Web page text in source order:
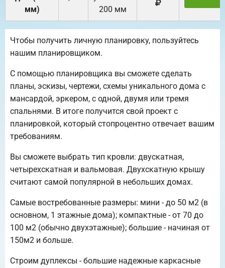
мм)
200 мм
Чтобы получить личную планировку, пользуйтесь
нашим планировщиком.
С помощью планировщика вы сможете сделать
планы, эскизы, чертежи, схемы уникального дома с
мансардой, эркером, с одной, двумя или тремя
спальнями. В итоге получится свой проект с
планировкой, который стопроцентно отвечает вашим
требованиям.
Вы сможете выбрать тип кровли: двускатная,
четырехскатная и вальмовая. Двухскатную крышу
считают самой популярной в небольших домах.
Самые востребованные размеры: мини - до 50 м2 (в
основном, 1 этажные дома); компактные - от 70 до
100 м2 (обычно двухэтажные); большие - начиная от
150м2 и больше.
Строим дуплексы - большие надежные каркасные